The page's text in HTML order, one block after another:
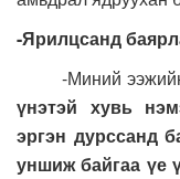
-Ярилцсанд
-Миний
үнэтэй хувь
эргэн дурссанд
уншиж байгаа үе